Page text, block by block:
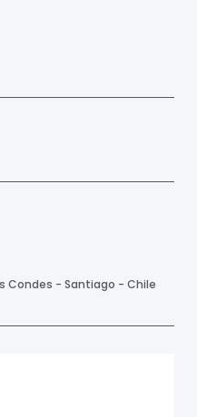
Condes - Santiago - Chile